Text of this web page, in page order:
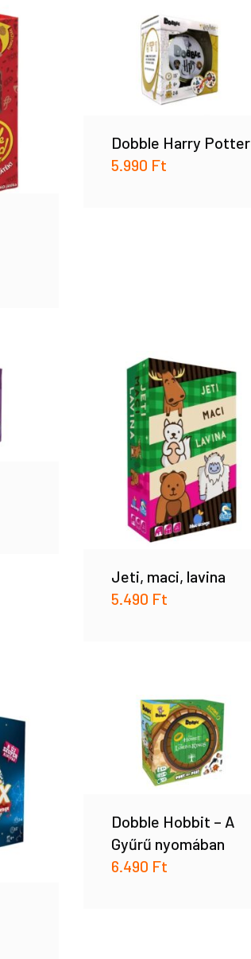
Dobble Harry Potter
5.990 Ft
Jeti, maci, lavina
5.490 Ft
Dobble Hobbit – A
Gyűrű nyomában
6.490 Ft